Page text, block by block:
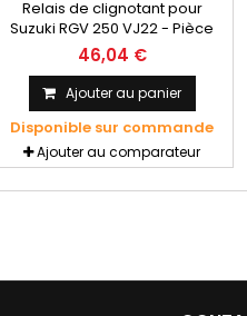
Relais de clignotant pour
Suzuki RGV 250 VJ22 - Pièce
d'origine SUZUKI OEM
46,04 €
Ajouter au panier
Disponible sur commande
Ajouter au comparateur